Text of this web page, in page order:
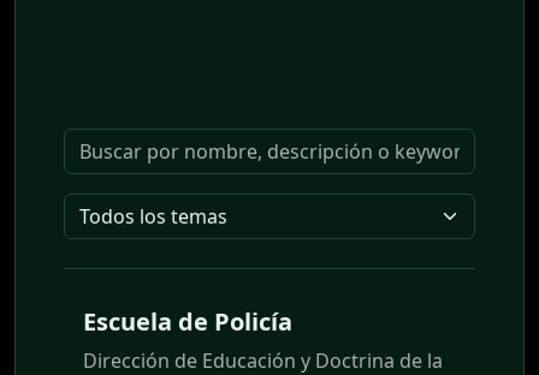
Escuela de Policía
Dirección de Educación y Doctrina de la